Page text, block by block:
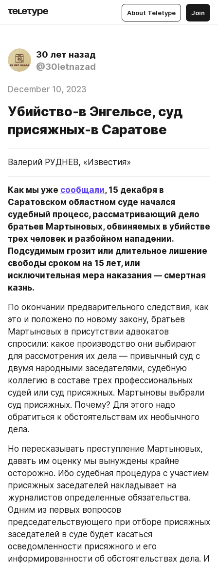
About Teletype Join
30 лет назад
@30letnazad
December 10, 2023
Убийство-в Энгельсе, суд
присяжных-в Саратове
Валерий РУДНЕВ, «Известия»
Как мы уже сообщали, 15 декабря в
Саратовском областном суде начался
судебный процесс, рассматривающий дело
братьев Мартыновых, обвиняемых в убийстве
трех человек и разбойном нападении.
Подсудимым грозит или длительное лишение
свободы сроком на 15 лет, или
исключительная мера наказания — смертная
казнь.
По окончании предварительного следствия, как
это и положено по новому закону, братьев
Мартыновых в присутствии адвокатов
спросили: какое производство они выбирают
для рассмотрения их дела — привычный суд с
двумя народными заседателями, судебную
коллегию в составе трех профессиональных
судей или суд присяжных. Мартыновы выбрали
суд присяжных. Почему? Для этого надо
обратиться к обстоятельствам их необычного
дела.
Но пересказывать преступление Мартыновых,
давать им оценку мы вынуждены крайне
осторожно. Ибо судебная процедура с участием
присяжных заседателей накладывает на
журналистов определенные обязательства.
Одним из первых вопросов
председательствующего при отборе присяжных
заседателей в суде будет касаться
осведомленности присяжного и его
информированности об обстоятельствах дела. И